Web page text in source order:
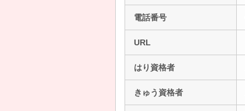
電話番号
URL
はり資格者
きゅう資格者